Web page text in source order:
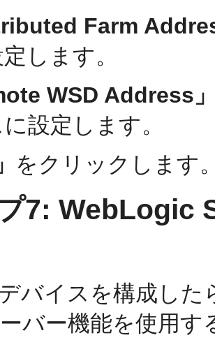
Farm
します。
WSD Address
設定します。
をクリックします
7: WebLogic
バイスを構成した
バー機能を使用